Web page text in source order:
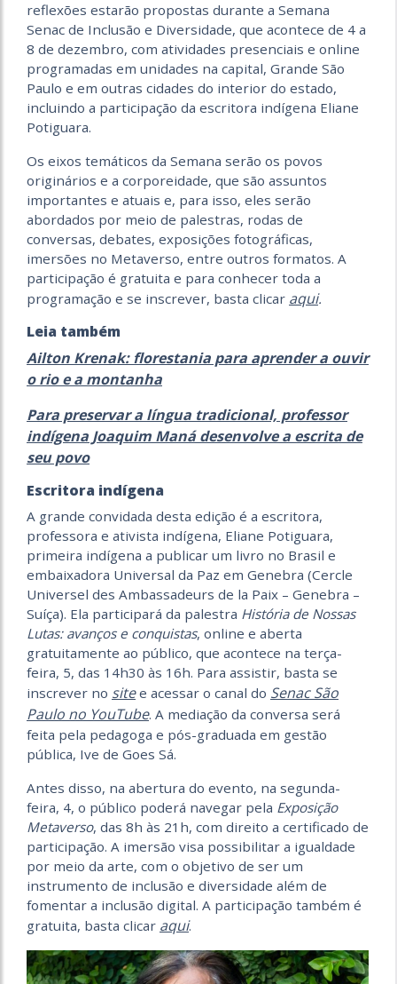
reflexões estarão propostas durante a Semana
Senac de Inclusão e Diversidade, que acontece de 4 a
8 de dezembro, com atividades presenciais e online
programadas em unidades na capital, Grande São
Paulo e em outras cidades do interior do estado,
incluindo a participação da escritora indígena Eliane
Potiguara.
Os eixos temáticos da Semana serão os povos
originários e a corporeidade, que são assuntos
importantes e atuais e, para isso, eles serão
abordados por meio de palestras, rodas de
conversas, debates, exposições fotográficas,
imersões no Metaverso, entre outros formatos. A
participação é gratuita e para conhecer toda a
programação e se inscrever, basta clicar aqui.
Leia também
Ailton Krenak: florestania para aprender a ouvir
o rio e a montanha
Para preservar a língua tradicional, professor
indígena Joaquim Maná desenvolve a escrita de
seu povo
Escritora indígena
A grande convidada desta edição é a escritora,
professora e ativista indígena, Eliane Potiguara,
primeira indígena a publicar um livro no Brasil e
embaixadora Universal da Paz em Genebra (Cercle
Universel des Ambassadeurs de la Paix – Genebra –
Suíça). Ela participará da palestra História de Nossas
Lutas: avanços e conquistas, online e aberta
gratuitamente ao público, que acontece na terça-
feira, 5, das 14h30 às 16h. Para assistir, basta se
inscrever no sitee acessar o canal do Senac São
Paulo no YouTube. A mediação da conversa será
feita pela pedagoga e pós-graduada em gestão
pública, Ive de Goes Sá.
Antes disso, na abertura do evento, na segunda-
feira, 4, o público poderá navegar pela Exposição
Metaverso, das 8h às 21h, com direito a certificado de
participação. A imersão visa possibilitar a igualdade
por meio da arte, com o objetivo de ser um
instrumento de inclusão e diversidade além de
fomentar a inclusão digital. A participação também é
gratuita, basta clicar aqui.